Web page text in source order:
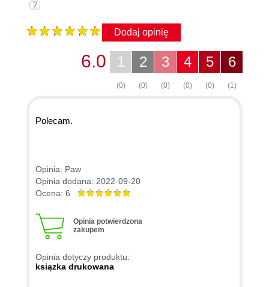
Dodaj opinię
6
(1)
5
(0)
4
(0)
3
(0)
2
(0)
1
(0)
6.0
Polecam.
Opinia: Paw
Opinia dodana: 2022-09-20
Ocena: 6
Opinia potwierdzona
zakupem
Opinia dotyczy produktu:
ksiązka drukowana